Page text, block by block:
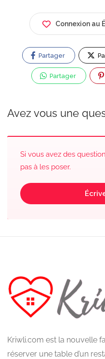
Connexion au
Partager
Partager
Avez vous une
Si vous avez des
pas à les poser.
Kriwli.com est la nouvelle
réserver une table d’un